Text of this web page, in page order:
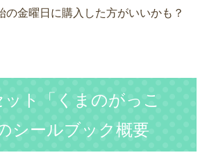
の金曜日に購入した方がいいかも？
ト「くまのがっこ
シールブック概要